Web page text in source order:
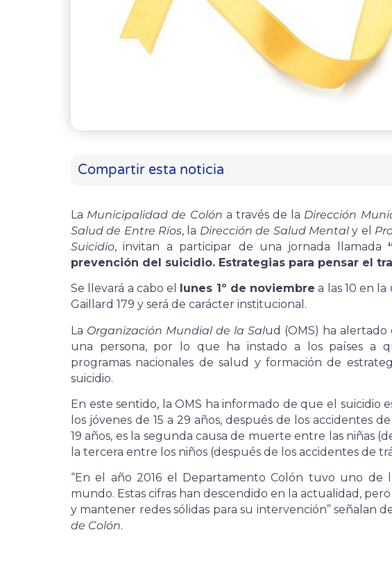
Compartir esta noticia
La Municipalidad de Colón a través de la Dirección
Salud de Entre Ríos, la Dirección de Salud Mentaly el
Suicidio, invitan a participar de una jornada llamada
prevención del suicidio. Estrategias para pensar el
Se llevará a cabo el
lunes 1º de noviembre a las 10 en la
Gaillard 179 y será de carácter institucional.
La Organización Mundial de la Salud (OMS) ha alertado
una persona, por lo que ha instado a los países a
programas nacionales de salud y formación de
suicidio.
En este sentido, la OMS ha informado de que el suicidio
los jóvenes de 15 a 29 años, después de los accidentes
19 años, es la segunda causa de muerte entre las niñas
la tercera entre los niños (después de los accidentes de
“En el año 2016 el Departamento Colón tuvo uno de
mundo. Estas cifras han descendido en la actualidad,
y mantener redes sólidas para su intervención” señalan
de Colón.